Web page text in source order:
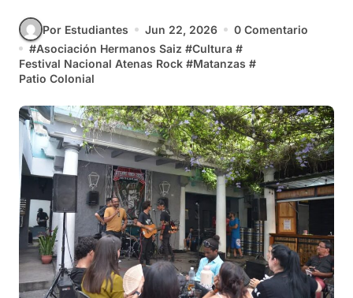
Por Estudiantes Jun 22, 2026
0 Comentario
#Asociación Hermanos Saiz #Cultura #
Festival Nacional Atenas Rock #Matanzas #
Patio Colonial